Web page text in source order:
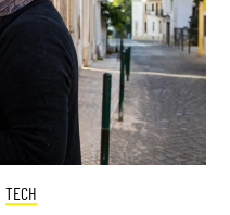
TECH